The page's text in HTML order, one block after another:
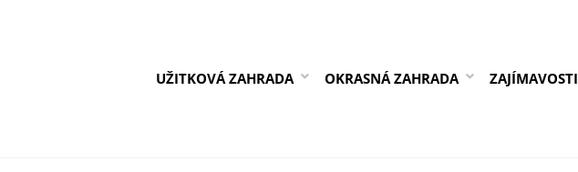
UŽITKOVÁ ZAHRADA OKRASNÁ ZAHRADA ZAJÍMAVOSTI